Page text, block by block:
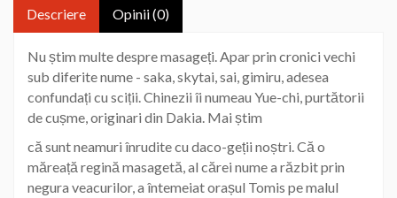
Descriere Opinii (0)
Nu știm multe despre masageți. Apar prin cronici vechi
sub diferite nume - saka, skytai, sai, gimiru, adesea
confundați cu sciții. Chinezii îi numeau Yue-chi, purtătorii
de cușme, originari din Dakia. Mai știm
că sunt neamuri înrudite cu daco-geții noștri. Că o
măreață regină masagetă, al cărei nume a răzbit prin
negura veacurilor, a întemeiat orașul Tomis pe malul